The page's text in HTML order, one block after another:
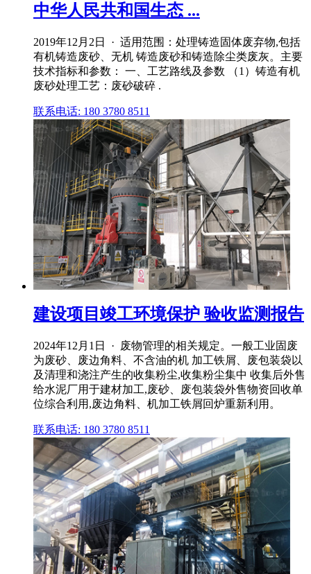
中华人民共和国生态 ...
2019年12月2日 · 适用范围：处理铸造固体废弃物,包括
有机铸造废砂、无机 铸造废砂和铸造除尘类废灰。主要
技术指标和参数： 一、工艺路线及参数 （1）铸造有机
废砂处理工艺：废砂破碎 .
联系电话: 180 3780 8511
建设项目竣工环境保护 验收监测报告
2024年12月1日 · 废物管理的相关规定。一般工业固废
为废砂、废边角料、不含油的机 加工铁屑、废包装袋以
及清理和浇注产生的收集粉尘,收集粉尘集中 收集后外售
给水泥厂用于建材加工,废砂、废包装袋外售物资回收单
位综合利用,废边角料、机加工铁屑回炉重新利用。
联系电话: 180 3780 8511